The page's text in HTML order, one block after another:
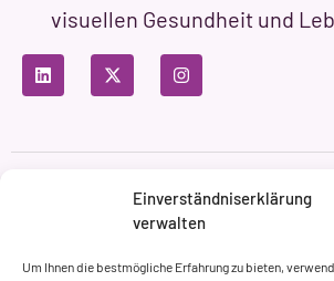
Einverständniserklärung
verwalten
Um Ihnen die bestmögliche Erfahrung zu bieten,
visuellen Gesundheit und
Datenschutzbestimmungen
Cookie-Richtlinie